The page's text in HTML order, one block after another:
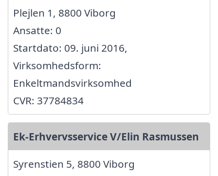
Plejlen 1, 8800 Viborg
Ansatte: 0
Startdato: 09. juni 2016,
Virksomhedsform:
Enkeltmandsvirksomhed
CVR: 37784834
Ek-Erhvervsservice V/Elin Rasmussen
Syrenstien 5, 8800 Viborg